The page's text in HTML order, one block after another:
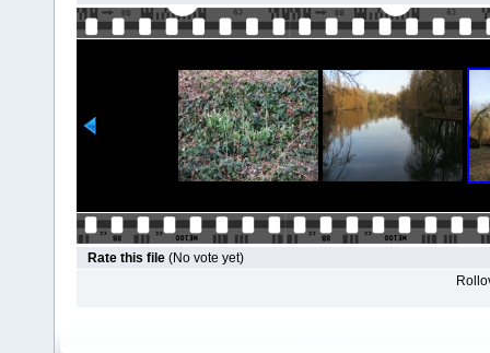
Rate this file (No vote yet)